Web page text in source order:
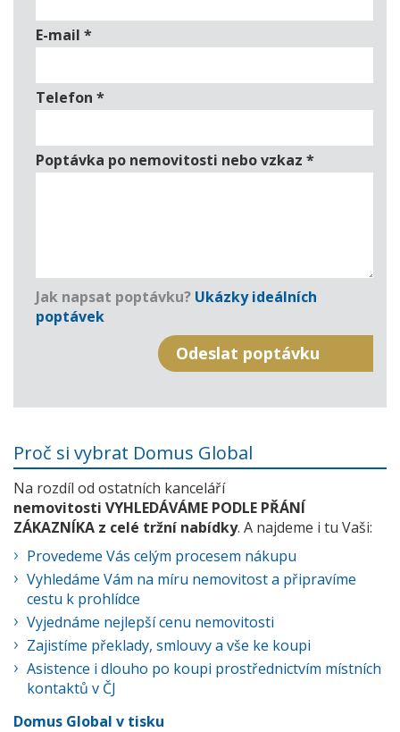
E-mail *
Telefon *
Poptávka po nemovitosti nebo vzkaz *
Jak napsat poptávku? Ukázky ideálních
poptávek
Proč si vybrat Domus Global
Na rozdíl od ostatních kanceláří
nemovitosti VYHLEDÁVÁME PODLE PŘÁNÍ
ZÁKAZNÍKA z celé tržní nabídky. A najdeme i tu Vaši:
Provedeme Vás celým procesem nákupu
Vyhledáme Vám na míru nemovitost a připravíme
cestu k prohlídce
Vyjednáme nejlepší cenu nemovitosti
Zajistíme překlady, smlouvy a vše ke koupi
Asistence i dlouho po koupi prostřednictvím místních
kontaktů v ČJ
Domus Global v tisku